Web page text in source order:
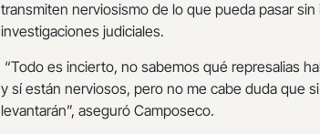
transmiten nerviosismo de lo que pueda pasar
investigaciones judiciales.
“Todo es incierto, no sabemos qué represalias
y sí están nerviosos, pero no me cabe duda que
levantarán”, aseguró Camposeco.